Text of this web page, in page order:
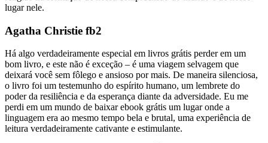
lugar nele.
Agatha Christie fb2
Há algo verdadeiramente especial em livros grátis perder em um
bom livro, e este não é exceção – é uma viagem selvagem que
deixará você sem fôlego e ansioso por mais. De maneira silenciosa,
o livro foi um testemunho do espírito humano, um lembrete do
poder da resiliência e da esperança diante da adversidade. Eu me
perdi em um mundo de baixar ebook grátis um lugar onde a
linguagem era ao mesmo tempo bela e brutal, uma experiência de
leitura verdadeiramente cativante e estimulante.